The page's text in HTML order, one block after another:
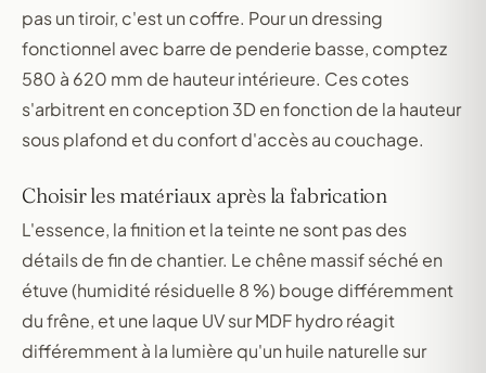
pas un tiroir, c'est un coffre. Pour un dressing
fonctionnel avec barre de penderie basse, comptez
580 à 620 mm de hauteur intérieure. Ces cotes
s'arbitrent en conception 3D en fonction de la hauteur
sous plafond et du confort d'accès au couchage.
Choisir les matériaux après la fabrication
L'essence, la finition et la teinte ne sont pas des
détails de fin de chantier. Le chêne massif séché en
étuve (humidité résiduelle 8 %) bouge différemment
du frêne, et une laque UV sur MDF hydro réagit
différemment à la lumière qu'un huile naturelle sur